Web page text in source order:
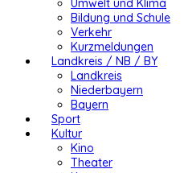
Umwelt und Klima
Bildung und Schule
Verkehr
Kurzmeldungen
Landkreis / NB / BY
Landkreis
Niederbayern
Bayern
Sport
Kultur
Kino
Theater